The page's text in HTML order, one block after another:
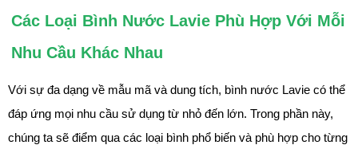
Các Loại Bình Nước Lavie Phù Hợp Với Mỗi
Nhu Cầu Khác Nhau
Với sự đa dạng về mẫu mã và dung tích, bình nước Lavie có thể
đáp ứng mọi nhu cầu sử dụng từ nhỏ đến lớn. Trong phần này,
chúng ta sẽ điểm qua các loại bình phổ biến và phù hợp cho từng